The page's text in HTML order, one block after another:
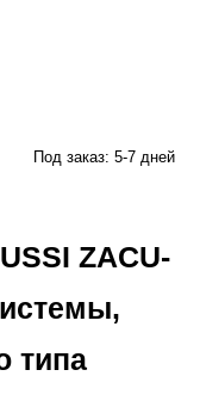
Под заказ: 5-7 дней
ZACU-
типа